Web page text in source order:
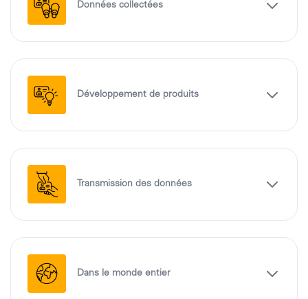
Données collectées
Développement de produits
Transmission des données
Dans le monde entier